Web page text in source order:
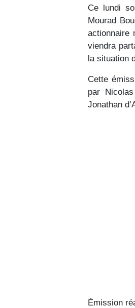
Ce lundi
Mourad
actionnaire
viendra
la situation
Cette
par
Jonathan
Émission